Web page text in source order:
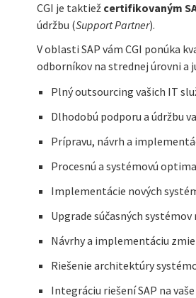
CGI je taktiež certifikovaným
údržbu (Support Partner).
V oblasti SAP vám CGI ponúka
odborníkov na strednej úrovni a
Plný outsourcing vašich IT
Dlhodobú podporu a údržbu
Prípravu, návrh a
Procesnú a systémovú
Implementácie nových
Upgrade súčasných
Návrhy a implementáciu
Riešenie architektúry
Integráciu riešení SAP na